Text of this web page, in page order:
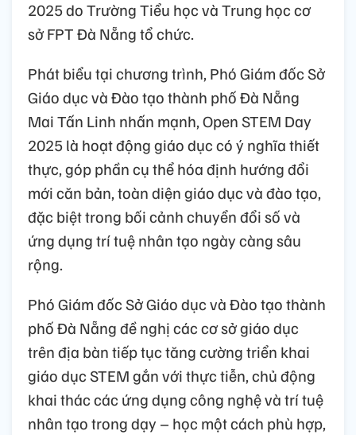
2025 do Trường Tiểu học và Trung học cơ
sở FPT Đà Nẵng tổ chức.
Phát biểu tại chương trình, Phó Giám đốc Sở
Giáo dục và Đào tạo thành phố Đà Nẵng
Mai Tấn Linh nhấn mạnh, Open STEM Day
2025 là hoạt động giáo dục có ý nghĩa thiết
thực, góp phần cụ thể hóa định hướng đổi
mới căn bản, toàn diện giáo dục và đào tạo,
đặc biệt trong bối cảnh chuyển đổi số và
ứng dụng trí tuệ nhân tạo ngày càng sâu
rộng.
Phó Giám đốc Sở Giáo dục và Đào tạo thành
phố Đà Nẵng đề nghị các cơ sở giáo dục
trên địa bàn tiếp tục tăng cường triển khai
giáo dục STEM gắn với thực tiễn, chủ động
khai thác các ứng dụng công nghệ và trí tuệ
nhân tạo trong dạy – học một cách phù hợp,